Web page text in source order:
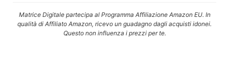
Matrice Digitale partecipa al Programma Affiliazione Amazon EU. In
qualità di Affiliato Amazon, ricevo un guadagno dagli acquisti idonei.
Questo non influenza i prezzi per te.